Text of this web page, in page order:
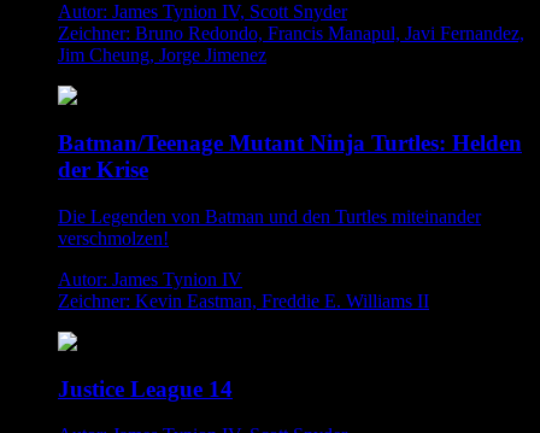
Autor: James Tynion IV, Scott Snyder
Zeichner: Bruno Redondo, Francis Manapul, Javi Fernandez,
Jim Cheung, Jorge Jimenez
Batman/Teenage Mutant Ninja Turtles: Helden
der Krise
Die Legenden von Batman und den Turtles miteinander
verschmolzen!
Autor: James Tynion IV
Zeichner: Kevin Eastman, Freddie E. Williams II
Justice League 14